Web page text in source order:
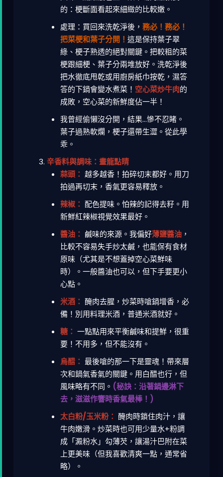
的：梗斷面看起來細緻的比較嫩。
處理：買回來洗乾淨後， 務必！務必！
把菜梗和葉子分開！ 這是保持葉子翠
綠、梗子熟透的絕對關鍵。把較粗的菜
梗跟細梗、葉子分兩堆放好。洗乾淨後
把水徹底甩乾或用廚房紙巾按乾，濕答
答的下鍋會變水煮菜！ 空心菜炒牛肉的
成敗，空心菜的新鮮度佔一半！
我曾經偷懶沒分開，結果...慘不忍睹。
葉子過熟軟爛，梗子還帶生澀。從此學
乖。
辛香料與調味：畫龍點睛
蒜頭： 越多越香！拍碎切末都好。用刀
拍過再切末，香氣更容易釋放。
辣椒： 配色提味。怕辣的記得去籽。用
新鮮紅辣椒視覺效果最好。
醬油： 鹹味的來源。我偏好薄鹽醬油，
比較不容易失手炒太鹹，也能保有食材
原味（尤其是不想蓋掉空心菜鮮味
時）。一般醬油也可以，但下手要更小
心點。
米酒： 醃肉去腥，炒菜時嗆鍋增香，必
備！別用料理米酒，普通米酒就好。
糖： 一點點用來平衡鹹味和提鮮，很重
要！不用多，但不能沒有。
烏醋： 最後嗆的那一下是靈魂！帶來層
次和鍋氣香氣的關鍵。用白醋也行，但
風味略有不同。 (秘訣：沿著鍋邊淋下
去，滋滋作響時香氣最棒！)
太白粉/玉米粉： 醃肉時鎖住肉汁，讓
牛肉嫩滑。炒菜時也可用少量水+粉調
成「澱粉水」勾薄芡，讓湯汁巴附在菜
上更美味（但我喜歡清爽一點，通常省
略）。